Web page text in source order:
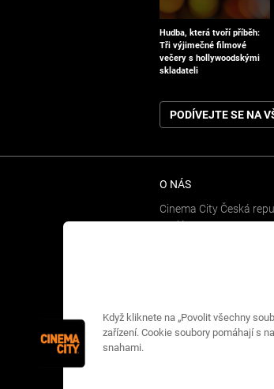
Hudba, která tvoří příběh:
Tři výjimečné filmové
večery s hollywoodskými
skladateli
PODÍVEJTE SE NA
O NÁS
Cinema City Česká
Kariéra
Když kliknete na „Povolit všechny
zařízení. Cookie soubory pomáhají s
snahami.